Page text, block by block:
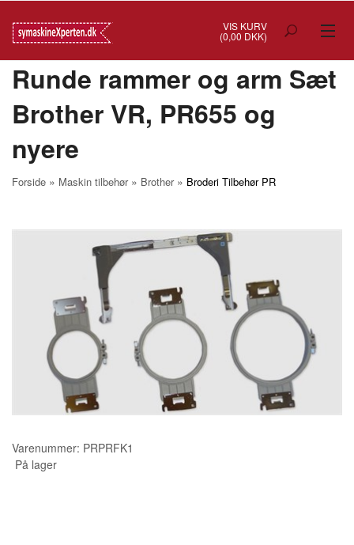
VIS KURV
(0,00 DKK)
TILBUD
SYMASKINER
MASKIN TILBEHØR
SYTILBEHØR
SCANNCUT
Runde rammer og arm Sæt
Brother VR, PR655 og
nyere
Forside » Maskin tilbehør» Brother» Broderi Tilbehør PR
Varenummer: PRPRFK1
På lager